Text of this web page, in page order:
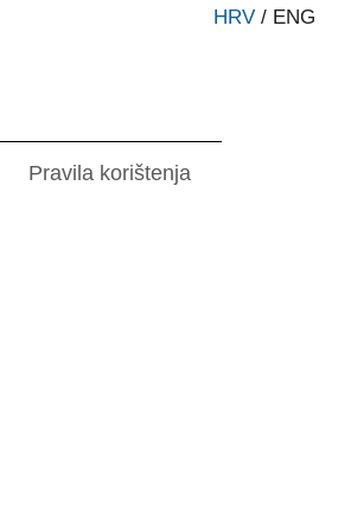
HRV / ENG
Pravila korištenja